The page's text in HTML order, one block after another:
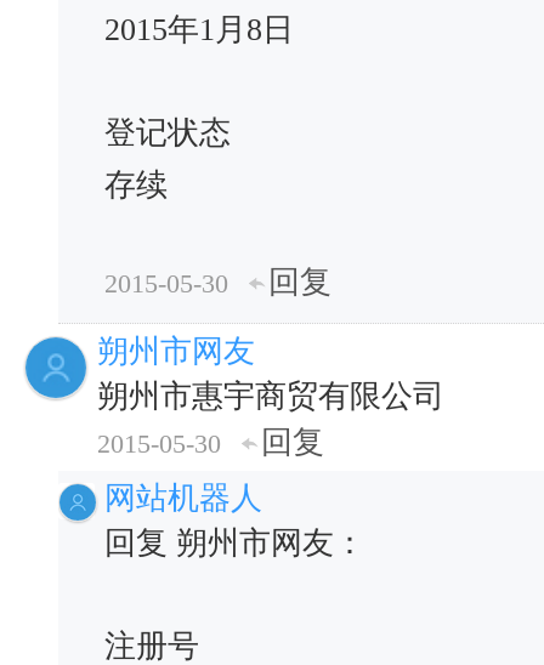
2015年1月8日
登记状态
存续
2015-05-30
回复
朔州市网友
朔州市惠宇商贸有限公司
2015-05-30
回复
网站机器人
回复 朔州市网友：
注册号